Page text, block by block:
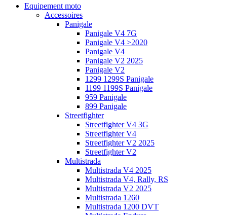
Equipement moto
Accessoires
Panigale
Panigale V4 7G
Panigale V4 >2020
Panigale V4
Panigale V2 2025
Panigale V2
1299 1299S Panigale
1199 1199S Panigale
959 Panigale
899 Panigale
Streetfighter
Streetfighter V4 3G
Streetfighter V4
Streetfighter V2 2025
Streetfighter V2
Multistrada
Multistrada V4 2025
Multistrada V4, Rally, RS
Multistrada V2 2025
Multistrada 1260
Multistrada 1200 DVT